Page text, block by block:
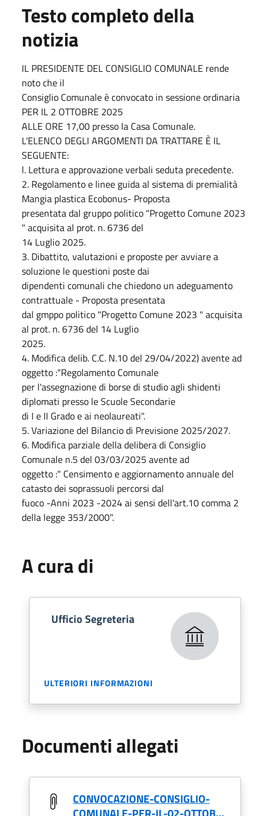
Testo completo della
notizia
IL PRESIDENTE DEL CONSIGLIO COMUNALE rende
noto che il
Consiglio Comunale è convocato in sessione ordinaria
PER IL 2 OTTOBRE 2025
ALLE ORE 17,00 presso la Casa Comunale.
L'ELENCO DEGLI ARGOMENTI DA TRATTARE È IL
SEGUENTE:
l. Lettura e approvazione verbali seduta precedente.
2. Regolamento e linee guida al sistema di premialità
Mangia plastica Ecobonus- Proposta
presentata dal gruppo politico "Progetto Comune 2023
" acquisita al prot. n. 6736 del
14 Luglio 2025.
3. Dibattito, valutazioni e proposte per avviare a
soluzione le questioni poste dai
dipendenti comunali che chiedono un adeguamento
contrattuale - Proposta presentata
dal gmppo politico "Progetto Comune 2023 " acquisita
al prot. n. 6736 del 14 Luglio
2025.
4. Modifica delib. C.C. N.10 del 29/04/2022) avente ad
oggetto :"Regolamento Comunale
per l'assegnazione di borse di studio agli shidenti
diplomati presso le Scuole Secondarie
di I e II Grado e ai neolaureati".
5. Variazione del Bilancio di Previsione 2025/2027.
6. Modifica parziale della delibera di Consiglio
Comunale n.5 del 03/03/2025 avente ad
oggetto :" Censimento e aggiornamento annuale del
catasto dei soprassuoli percorsi dal
fuoco -Anni 2023 -2024 ai sensi dell'art.10 comma 2
della legge 353/2000".
A cura di
Ufficio Segreteria
ULTERIORI INFORMAZIONI
Documenti allegati
CONVOCAZIONE-CONSIGLIO-